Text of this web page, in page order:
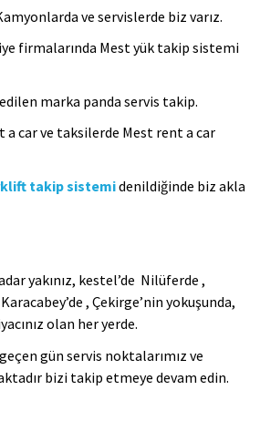
ve servislerde biz varız.
firmalarında Mest yük takip sistemi
marka panda servis takip.
a car ve taksilerde Mest rent a car
takip sistemidenildiğinde biz akla
yakınız, kestel’de Nilüferde ,
, Çekirge’nin yokuşunda,
olan her yerde.
gün servis noktalarımız ve
bizi takip etmeye devam edin.